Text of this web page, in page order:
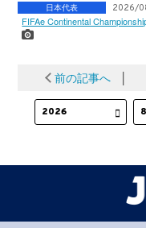
日本代表 2026/
FIFAe Continental
前の記事へ │